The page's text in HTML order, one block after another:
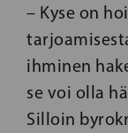
– Kyse on
ihminen
se voi olla
Silloin